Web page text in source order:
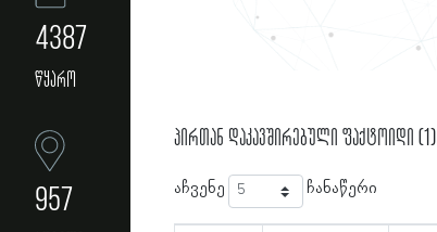
4387
წყარო
957
პირთან დაკავშირებული ფაქტოიდი (1)
აჩვენე ჩანაწერი